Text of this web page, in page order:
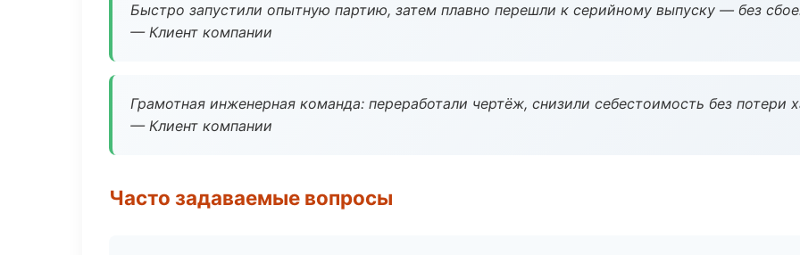
Быстро запустили опытную партию, затем плавно перешли к серийному выпуску — без
— Клиент компании
Грамотная инженерная команда: переработали чертёж, снизили себестоимость без потери
— Клиент компании
Часто задаваемые вопросы